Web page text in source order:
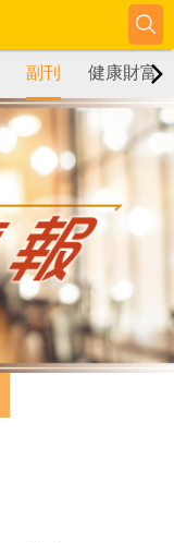
副刊 健康財富